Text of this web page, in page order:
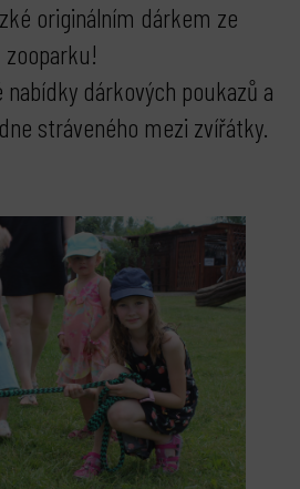
originálním dárkem ze
zooparku!
dárkových poukazů a
stráveného mezi zvířátky.